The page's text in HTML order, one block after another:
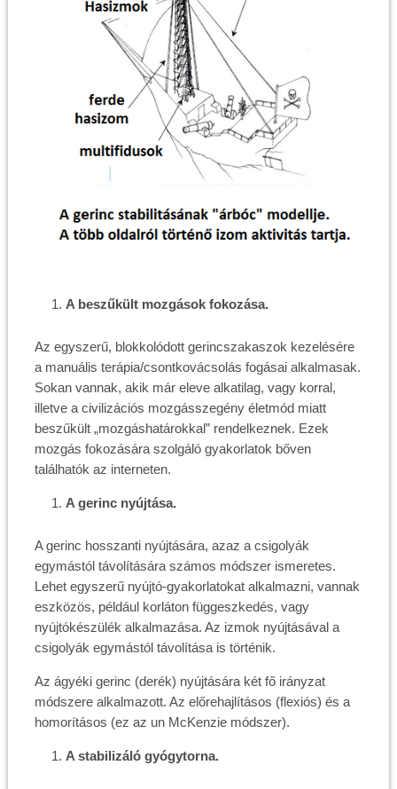
A beszűkült mozgások fokozása.
Az egyszerű, blokkolódott gerincszakaszok kezelésére
a manuális terápia/csontkovácsolás fogásai alkalmasak.
Sokan vannak, akik már eleve alkatilag, vagy korral,
illetve a civilizációs mozgásszegény életmód miatt
beszűkült „mozgáshatárokkal” rendelkeznek. Ezek
mozgás fokozására szolgáló gyakorlatok bőven
találhatók az interneten.
A gerinc nyújtása.
A gerinc hosszanti nyújtására, azaz a csigolyák
egymástól távolítására számos módszer ismeretes.
Lehet egyszerű nyújtó-gyakorlatokat alkalmazni, vannak
eszközös, például korláton függeszkedés, vagy
nyújtókészülék alkalmazása. Az izmok nyújtásával a
csigolyák egymástól távolítása is történik.
Az ágyéki gerinc (derék) nyújtására két fő irányzat
módszere alkalmazott. Az előrehajlításos (flexiós) és a
homorításos (ez az un McKenzie módszer).
A stabilizáló gyógytorna.